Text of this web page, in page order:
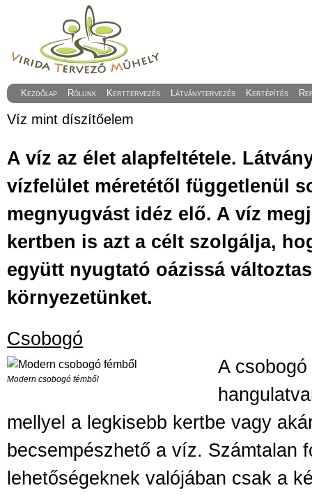
Kezdőlap Rólunk Kerttervezés Látványtervezés Kertépítés
Víz mint díszítőelem
A víz az élet alapfeltétele.
vízfelület méretétől függetlenül
megnyugvást idéz elő. A víz
kertben is azt a célt szolgálja,
együtt nyugtató oázissá
környezetünket.
Csobogó
Modern csobogó fémből
A
mellyel a legkisebb kertbe vagy
becsempészhető a víz. Számtalan
lehetőségeknek valójában csak a